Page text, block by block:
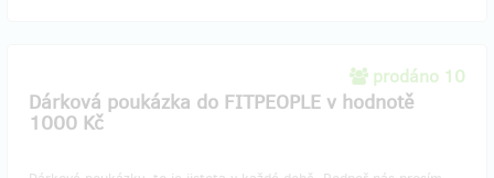
prodáno 10
Dárková poukázka do FITPEOPLE v hodnotě
1000 Kč